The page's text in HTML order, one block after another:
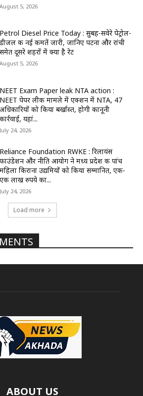
August 5, 2026
Petrol Diesel Price Today : सुबह-सवेरे पेट्रोल-
डीजल की नई कीमतें जारी, जानिए पटना और रांची
समेत दूसरे शहरों में क्या है रेट
August 5, 2026
NEET Exam Paper leak NTA action :
NEET पेपर लीक मामले में एक्शन में NTA, 47
अधिकारियों को किया बर्खास्त, होगी कानूनी
कार्रवाई, यहां...
July 24, 2026
Reliance Foundation RWKE : रिलायंस
फाउंडेशन और नीति आयोग ने मध्य प्रदेश की पांच
महिला किराना उद्यमियों को किया सम्मानित, एक-
एक लाख रुपये का...
July 24, 2026
Load more
ABOUT US